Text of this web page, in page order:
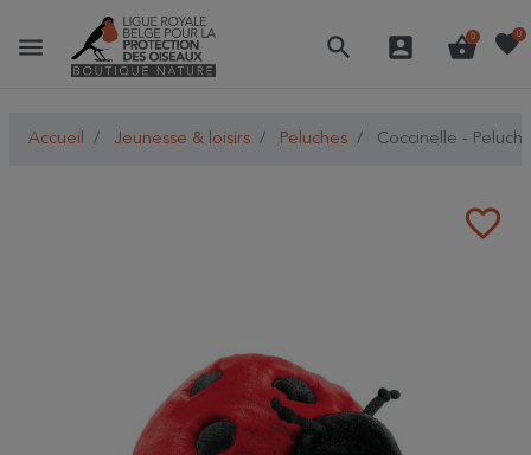
menu search account_box shopping_basket
0 favorite0
Accueil Jeunesse & loisirs Peluches Coccinelle -
favorite_border